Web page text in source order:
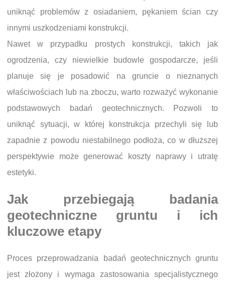
uniknąć problemów z osiadaniem, pękaniem ścian czy
innymi uszkodzeniami konstrukcji.
Nawet w przypadku prostych konstrukcji, takich jak
ogrodzenia, czy niewielkie budowle gospodarcze, jeśli
planuje się je posadowić na gruncie o nieznanych
właściwościach lub na zboczu, warto rozważyć wykonanie
podstawowych badań geotechnicznych. Pozwoli to
uniknąć sytuacji, w której konstrukcja przechyli się lub
zapadnie z powodu niestabilnego podłoża, co w dłuższej
perspektywie może generować koszty naprawy i utratę
estetyki.
Jak przebiegają badania
geotechniczne gruntu i ich
kluczowe etapy
Proces przeprowadzania badań geotechnicznych gruntu
jest złożony i wymaga zastosowania specjalistycznego